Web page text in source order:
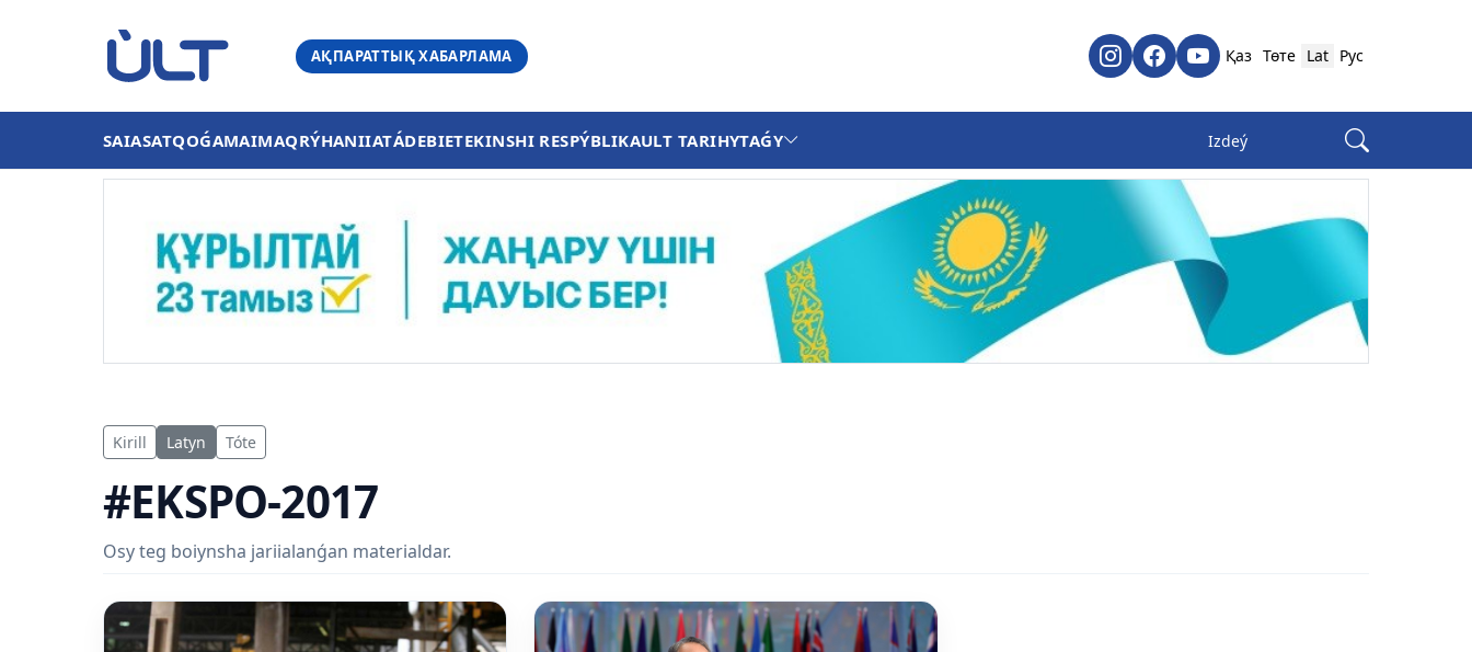
АҚПАРАТТЫҚ ХАБАРЛАМА Қаз Төте Lat Рус
SAIASATQOǴAMAIMAQRÝHANIIATÁDEBIETEKINSHI RESPÝBLIKAULT TARIHYTAǴY
Kirill Latyn Tóte
#EKSPO-2017
Osy teg boiynsha jariialanǵan materialdar.